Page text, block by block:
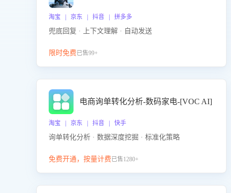
淘宝 | 京东 | 抖音 | 拼多多
兜底回复 · 上下文理解 · 自动发送
限时免费已售99+
电商询单转化分析-数码家电-[VOC AI]
淘宝 | 京东 | 抖音 | 快手
询单转化分析 · 数据深度挖掘 · 标准化策略
免费开通，按量计费已售1280+